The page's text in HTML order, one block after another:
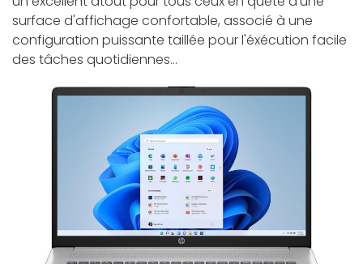
surface d'affichage confortable, associé à une
configuration puissante taillée pour l'éxécution facile
des tâches quotidiennes...